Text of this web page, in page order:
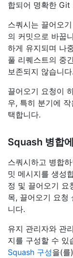
합되어 명확한 Git
스쿼시는 끌어오
의 커밋으로 바꿉
하게 유지되며 나
풀 리퀘스트의 중
보존되지 않습니다.
끌어오기 요청이
우, 특히 분기에
택합니다.
Squash 병합
스쿼시하고 병합
밋 메시지를 생성
정 및 끌어오기 요
목, 끌어오기 요청
니다.
유지 관리자와 관
지를 구성할 수 있
Squash 구성을(를